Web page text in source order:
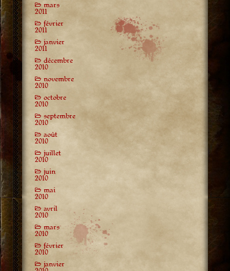
mars
2011
février
2011
janvier
2011
décembre
2010
novembre
2010
octobre
2010
septembre
2010
août
2010
juillet
2010
juin
2010
mai
2010
avril
2010
mars
2010
février
2010
janvier